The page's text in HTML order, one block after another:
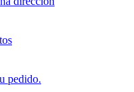
pedido.